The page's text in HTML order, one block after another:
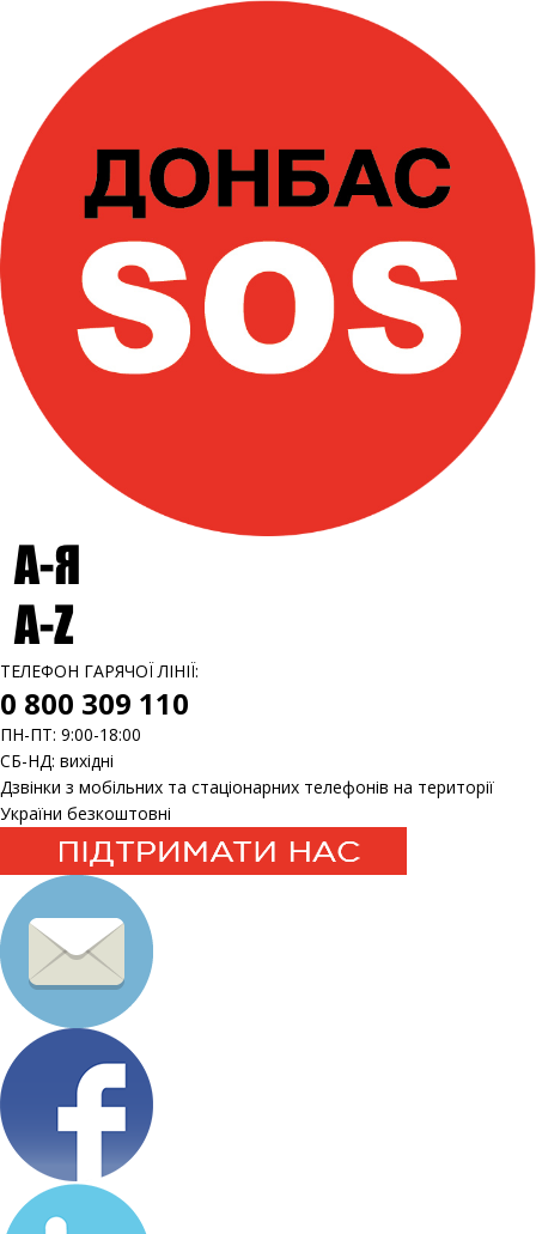
ТЕЛЕФОН ГАРЯЧОЇ ЛІНІЇ:
0 800 309 110
ПН-ПТ: 9:00-18:00
СБ-НД: вихідні
Дзвінки з мобільних та стаціонарних телефонів на території
України безкоштовні